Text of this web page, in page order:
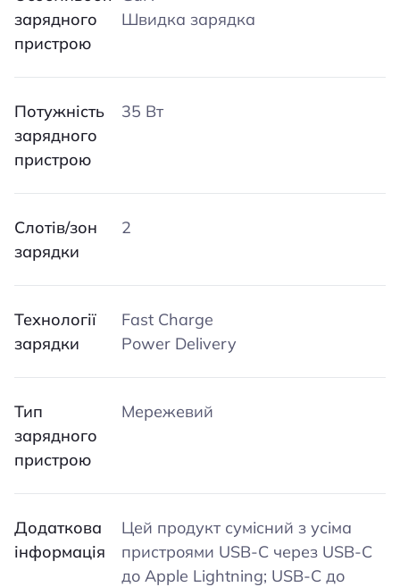
зарядного
пристрою
Швидка зарядка
Потужність
зарядного
пристрою
35 Вт
Слотів/зон
зарядки
2
Технології
зарядки
Fast Charge
Power Delivery
Тип
зарядного
пристрою
Мережевий
Додаткова
інформація
Цей продукт сумісний з усіма
пристроями USB-C через USB-C
до Apple Lightning; USB-C до